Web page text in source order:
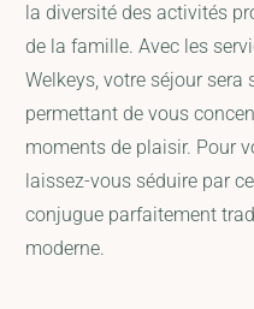
la diversité des activités
de la famille. Avec les
Welkeys, votre séjour
permettant de vous
moments de plaisir. Pour
laissez-vous séduire par
conjugue parfaitement
moderne.